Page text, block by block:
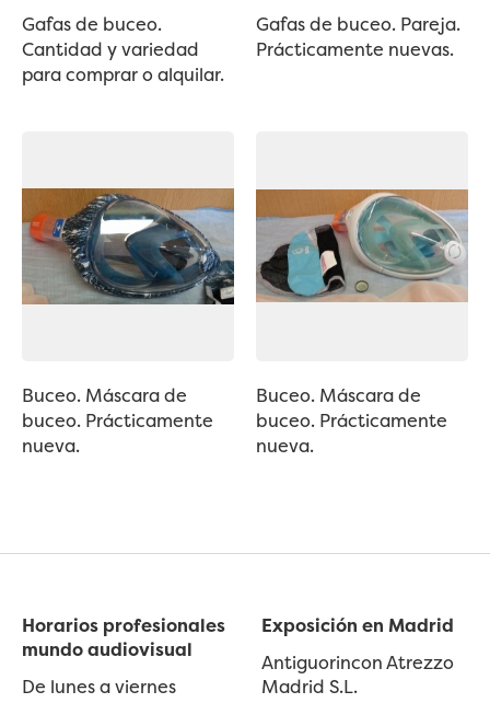
Gafas de buceo.
Cantidad y variedad
para comprar o alquilar.
Gafas de buceo. Pareja.
Prácticamente nuevas.
Buceo. Máscara de
buceo. Prácticamente
nueva.
Buceo. Máscara de
buceo. Prácticamente
nueva.
Horarios profesionales
mundo audiovisual
De lunes a viernes
Exposición en Madrid
Antiguorincon Atrezzo
Madrid S.L.